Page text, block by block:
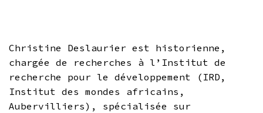
Christine Deslaurier est historienne,
chargée de recherches à l’Institut de
recherche pour le développement (IRD,
Institut des mondes africains,
Aubervilliers), spécialisée sur